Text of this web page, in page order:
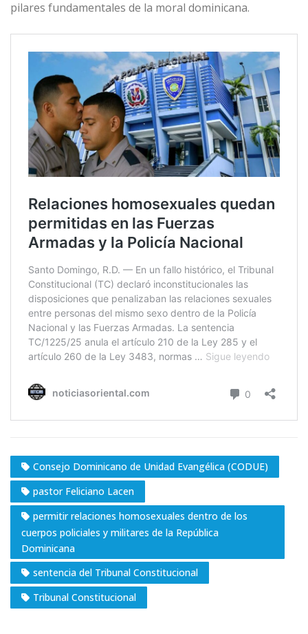
pilares fundamentales de la moral dominicana.
Consejo Dominicano de Unidad Evangélica (CODUE)
pastor Feliciano Lacen
permitir relaciones homosexuales dentro de los
cuerpos policiales y militares de la República
Dominicana
sentencia del Tribunal Constitucional
Tribunal Constitucional